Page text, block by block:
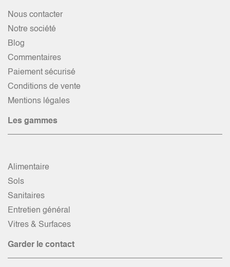
Nous contacter
Notre société
Blog
Commentaires
Paiement sécurisé
Conditions de vente
Mentions légales
Les gammes
Alimentaire
Sols
Sanitaires
Entretien général
Vitres & Surfaces
Garder le contact